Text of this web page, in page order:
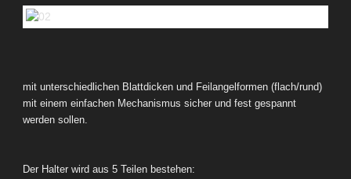
mit unterschiedlichen Blattdicken und Feilangelformen (flach/rund)
mit einem einfachen Mechanismus sicher und fest gespannt
werden sollen.
Der Halter wird aus 5 Teilen bestehen: